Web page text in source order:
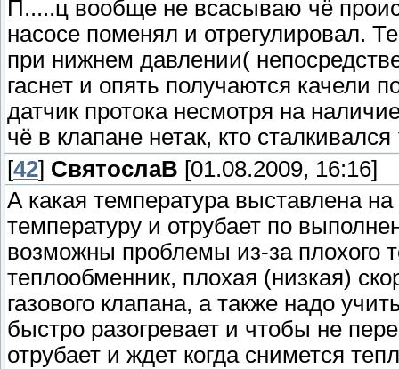
П.....ц вообще не всасываю чё
насосе поменял и отрегулировал.
при нижнем давлении(
гаснет и опять получаются качели
датчик протока несмотря на
чё в клапане нетак, кто
[42] СвятослаВ [01.08.2009, 16:16]
А какая температура выставлена
температуру и отрубает по
возможны проблемы из-за плохого
теплообменник, плохая (низкая)
газового клапана, а также надо
быстро разогревает и чтобы не
отрубает и ждет когда снимется